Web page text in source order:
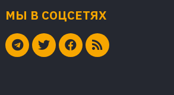
МЫ В СОЦСЕТЯХ